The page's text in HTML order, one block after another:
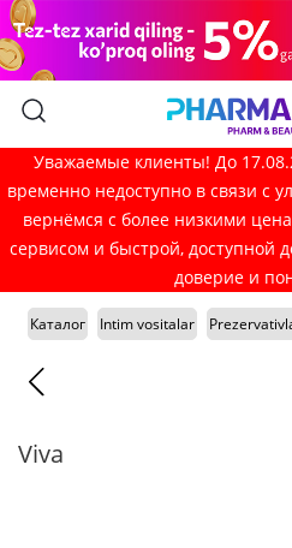
Уважаемые клиенты! До
временно недоступно в связи с
вернёмся с более низкими
сервисом и быстрой, доступной
доверие и
Каталог Intim vositalar
Viva